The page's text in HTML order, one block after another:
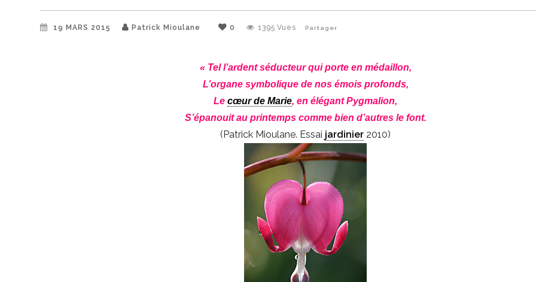
19 MARS 2015 Patrick Mioulane 0 1395 Vues Partager
« Tel l’ardent séducteur qui porte en médaillon,
L’organe symbolique de nos émois profonds,
Lecœur de Marie, en élégant Pygmalion,
S’épanouit au printemps comme bien d’autres le font.
(Patrick Mioulane. Essai jardinier 2010)